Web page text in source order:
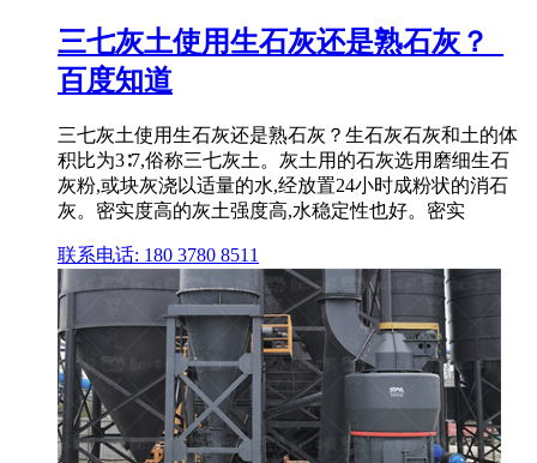
三七灰土使用生石灰还是熟石灰？_
百度知道
三七灰土使用生石灰还是熟石灰？生石灰石灰和土的体
积比为3∶7,俗称三七灰土。灰土用的石灰选用磨细生石
灰粉,或块灰浇以适量的水,经放置24小时成粉状的消石
灰。密实度高的灰土强度高,水稳定性也好。密实
联系电话: 180 3780 8511